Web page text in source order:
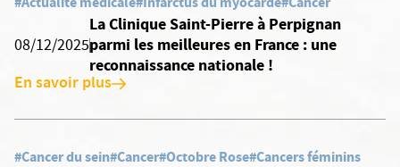
08/12/2025
La Clinique Saint-Pierre à Perpignan
parmi les meilleures en France : une
reconnaissance nationale !
En savoir plus
#Cancer du sein#Cancer#Octobre Rose#Cancers féminins